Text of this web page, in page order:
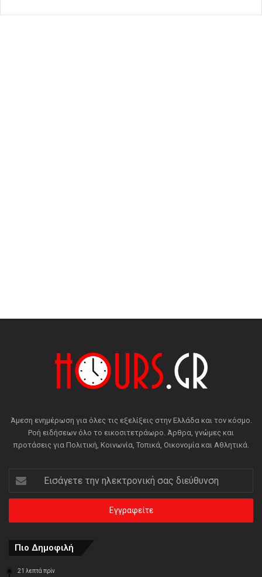
Άμεση ενημέρωση για όλες τις εξελίξεις στην Ελλάδα και τον κόσμο.
Ροή ειδήσεων όλο το εικοσιτετράωρο. Άρθρα, γνώμες και
προτάσεις για Πολιτική, Κοινωνία, Τοπικά, Οικονομία και Αθλητικά.
την
ηλεκτρονική
διεύθυνση
Πιο Δημοφιλή
21 λεπτά πρίν